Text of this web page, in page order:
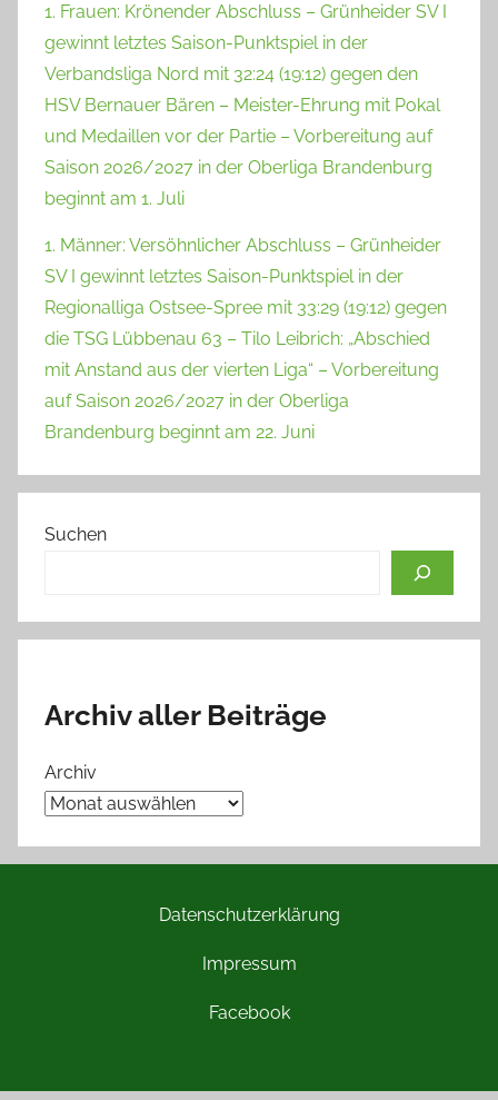
1. Frauen: Krönender Abschluss – Grünheider SV I
gewinnt letztes Saison-Punktspiel in der
Verbandsliga Nord mit 32:24 (19:12) gegen den
HSV Bernauer Bären – Meister-Ehrung mit Pokal
und Medaillen vor der Partie – Vorbereitung auf
Saison 2026/2027 in der Oberliga Brandenburg
beginnt am 1. Juli
1. Männer: Versöhnlicher Abschluss – Grünheider
SV I gewinnt letztes Saison-Punktspiel in der
Regionalliga Ostsee-Spree mit 33:29 (19:12) gegen
die TSG Lübbenau 63 – Tilo Leibrich: „Abschied
mit Anstand aus der vierten Liga“ – Vorbereitung
auf Saison 2026/2027 in der Oberliga
Brandenburg beginnt am 22. Juni
Suchen
Archiv aller Beiträge
Archiv
Datenschutzerklärung
Impressum
Facebook